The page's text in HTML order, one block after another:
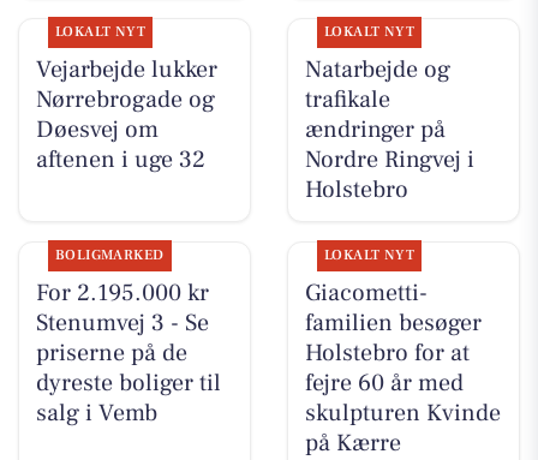
LOKALT NYT
Vejarbejde lukker
Nørrebrogade og
Døesvej om
aftenen i uge 32
LOKALT NYT
Natarbejde og
trafikale
ændringer på
Nordre Ringvej i
Holstebro
BOLIGMARKED
For 2.195.000 kr
Stenumvej 3 - Se
priserne på de
dyreste boliger til
salg i Vemb
LOKALT NYT
Giacometti-
familien besøger
Holstebro for at
fejre 60 år med
skulpturen Kvinde
på Kærre